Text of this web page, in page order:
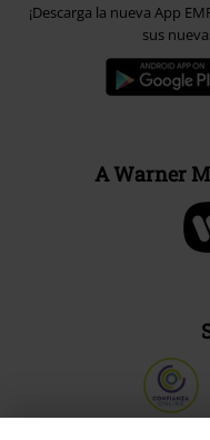
¡Descarga la nueva App
sus
A Warner